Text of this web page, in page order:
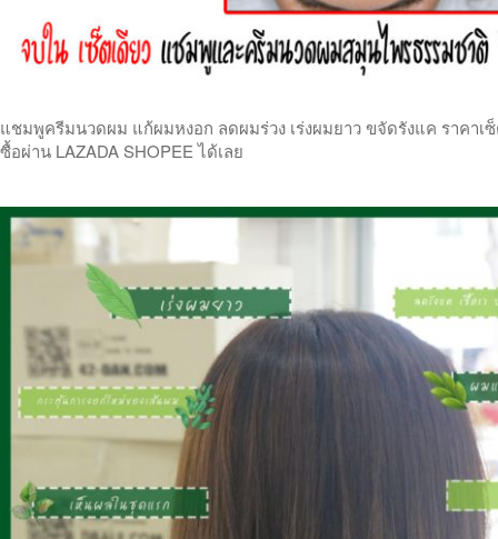
แชมพูครีมนวดผม แก้ผมหงอก ลดผมร่วง เร่งผมยาว ขจัดรังแค ราคาเ
ซื้อผ่าน LAZADA SHOPEE ได้เลย